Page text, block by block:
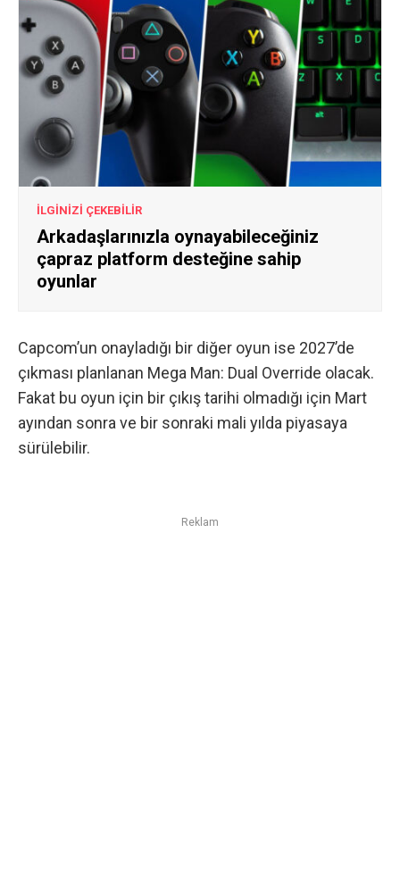
İLGİNİZİ ÇEKEBİLİR
Arkadaşlarınızla oynayabileceğiniz
çapraz platform desteğine sahip
oyunlar
Capcom’un onayladığı bir diğer oyun ise 2027’de
çıkması planlanan Mega Man: Dual Override olacak.
Fakat bu oyun için bir çıkış tarihi olmadığı için Mart
ayından sonra ve bir sonraki mali yılda piyasaya
sürülebilir.
Reklam